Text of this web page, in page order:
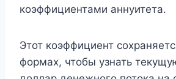
коэффициентами аннуитета.
Этот коэффициент
формах, чтобы узнать